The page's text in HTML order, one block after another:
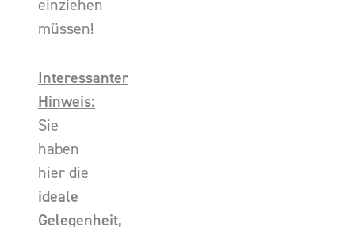
einziehen
müssen!
Interessanter
Hinweis:
Sie
haben
hier die
ideale
Gelegenheit,